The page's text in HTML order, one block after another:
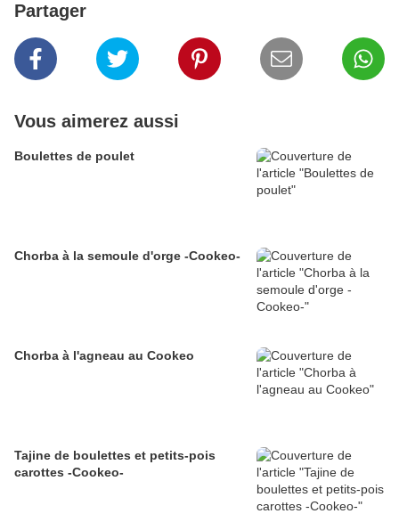
Partager
Vous aimerez aussi
Boulettes de poulet
Chorba à la semoule d'orge -Cookeo-
Chorba à l'agneau au Cookeo
Tajine de boulettes et petits-pois
carottes -Cookeo-